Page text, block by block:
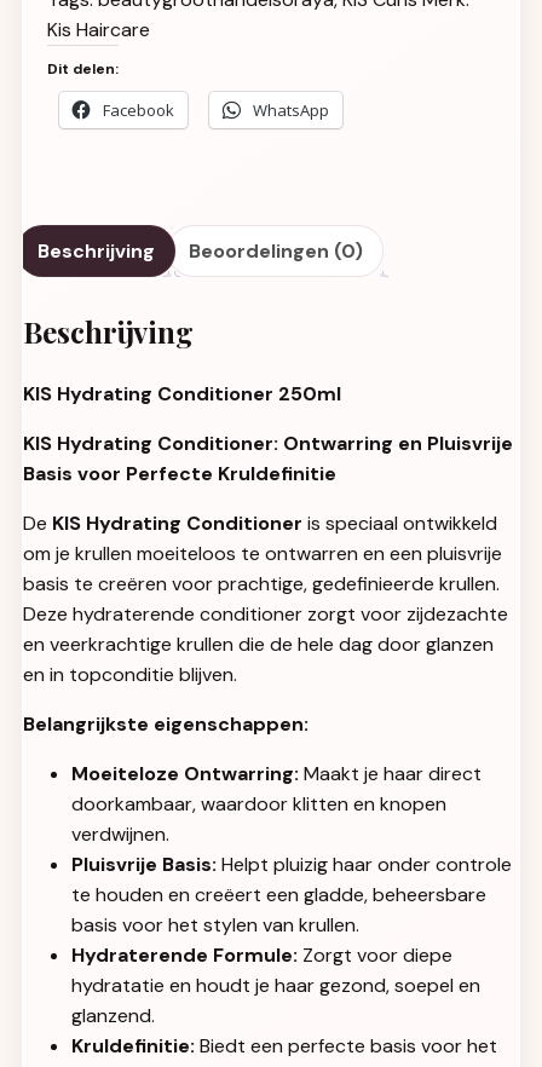
Kis Haircare
Dit delen:
Facebook WhatsApp
Beschrijving Beoordelingen (0)
Beschrijving
KIS Hydrating Conditioner 250ml
KIS Hydrating Conditioner: Ontwarring en Pluisvrije
Basis voor Perfecte Kruldefinitie
De KIS Hydrating Conditioner is speciaal ontwikkeld
om je krullen moeiteloos te ontwarren en een pluisvrije
basis te creëren voor prachtige, gedefinieerde krullen.
Deze hydraterende conditioner zorgt voor zijdezachte
en veerkrachtige krullen die de hele dag door glanzen
en in topconditie blijven.
Belangrijkste eigenschappen:
Moeiteloze Ontwarring: Maakt je haar direct
doorkambaar, waardoor klitten en knopen
verdwijnen.
Pluisvrije Basis: Helpt pluizig haar onder controle
te houden en creëert een gladde, beheersbare
basis voor het stylen van krullen.
Hydraterende Formule: Zorgt voor diepe
hydratatie en houdt je haar gezond, soepel en
glanzend.
Kruldefinitie: Biedt een perfecte basis voor het